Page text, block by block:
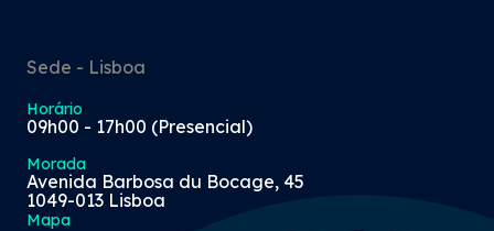
Sede - Lisboa
Horário
09h00 - 17h00 (Presencial)
Morada
Avenida Barbosa du Bocage, 45
1049-013 Lisboa
Mapa